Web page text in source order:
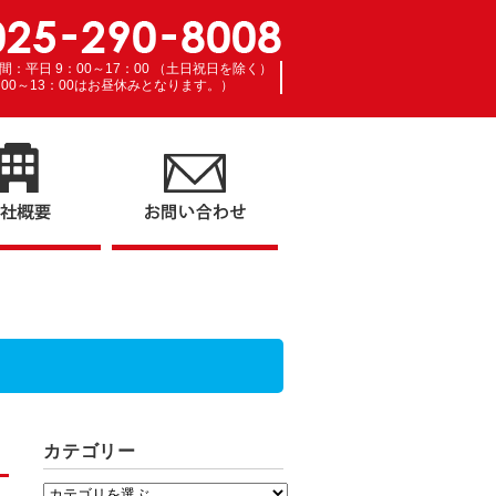
：平日 9：00～17：00 （土日祝日を除く）
～13：00はお昼休みとなります。）
カテゴリー